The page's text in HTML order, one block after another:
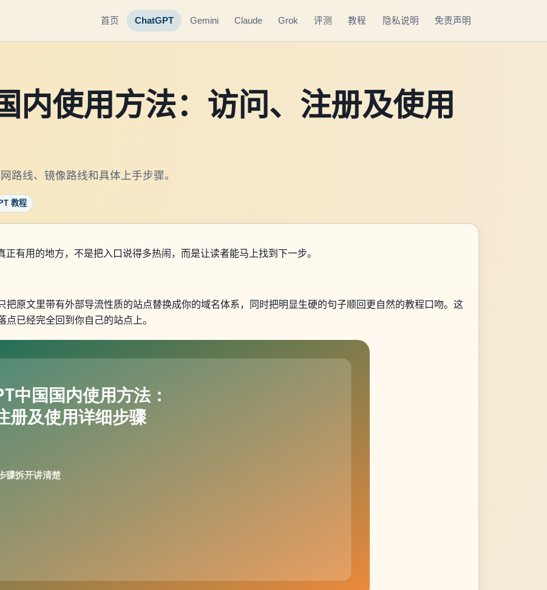
首页 ChatGPT Gemini Claude Grok 评测 教程 隐私说明 免责声明
内使用方法：访问、注册及使用
路线、镜像路线和具体上手步骤。
教程
有用的地方，不是把入口说得多热闹，而是让读者能马上找到下一步。
把原文里带有外部导流性质的站点替换成你的域名体系，同时把明显生硬的句子顺回更自然的教程口吻。这
已经完全回到你自己的站点上。